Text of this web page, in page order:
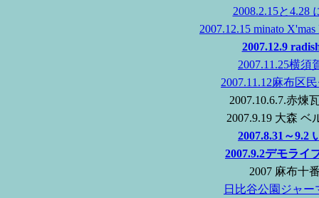
2008.2.15と4.28
2007.12.15 minato
2007.12.9
2007.11.25横
2007.11.12麻布区
2007.10.6.7.赤煉
2007.9.19 大森
2007.8.31～9.2
2007.9.2デモライ
2007 麻布十
日比谷公園ジャ